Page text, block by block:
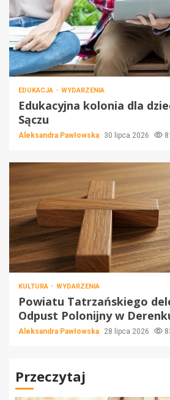
EDUKACJA WYDARZENIA
Edukacyjna kolonia dla
Sączu
Aleksandra Pawłowska 30 lipca 2026 81
KULTURA WYDARZENIA
Powiatu Tatrzańskiego
Odpust Polonijny w
Aleksandra Pawłowska 28 lipca 2026
Przeczytaj